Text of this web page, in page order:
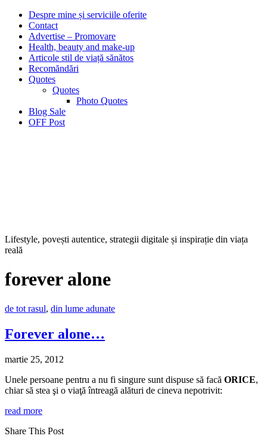
Despre mine și serviciile oferite
Contact
Advertise – Promovare
Health, beauty and make-up
Articole stil de viață sănătos
Recomăndări
Quotes
Quotes
Photo Quotes
Blog Sale
OFF Post
Lifestyle, povești autentice, strategii digitale și inspirație din viața
reală
forever alone
de tot rasul, din lume adunate
Forever alone…
martie 25, 2012
Unele persoane pentru a nu fi singure sunt dispuse să facă ORICE,
chiar să stea şi o viaţă întreagă alături de cineva nepotrivit:
read more
Share This Post